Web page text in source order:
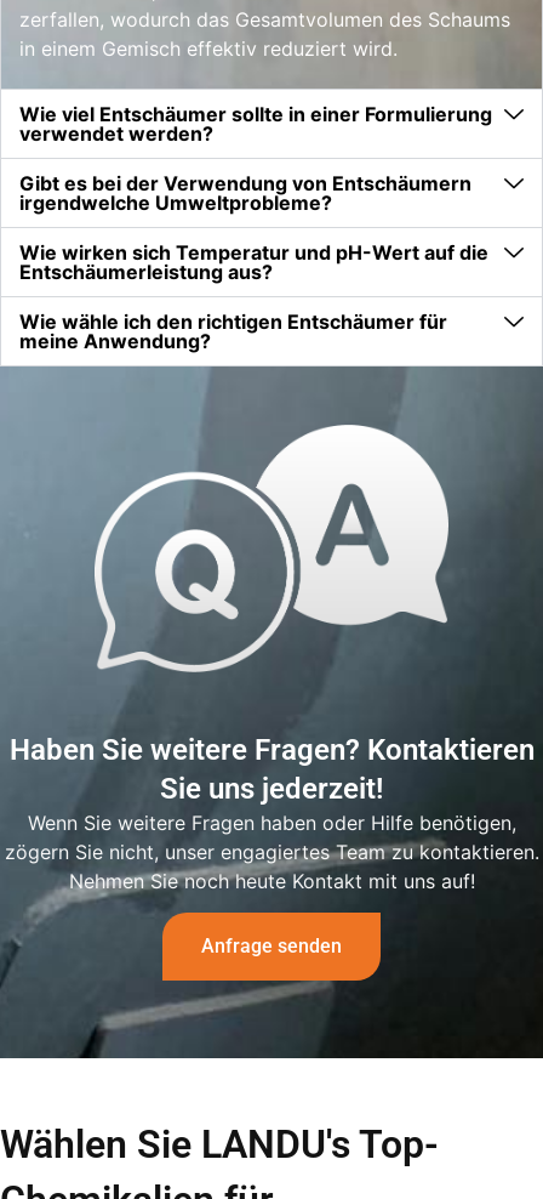
zerfallen, wodurch das Gesamtvolumen des Schaums
in einem Gemisch effektiv reduziert wird.
Wie viel Entschäumer sollte in einer Formulierung
verwendet werden?
Gibt es bei der Verwendung von Entschäumern
irgendwelche Umweltprobleme?
Wie wirken sich Temperatur und pH-Wert auf die
Entschäumerleistung aus?
Wie wähle ich den richtigen Entschäumer für
meine Anwendung?
Haben Sie weitere Fragen? Kontaktieren
Sie uns jederzeit!
Wenn Sie weitere Fragen haben oder Hilfe benötigen,
zögern Sie nicht, unser engagiertes Team zu kontaktieren.
Nehmen Sie noch heute Kontakt mit uns auf!
Anfrage senden
Wählen Sie LANDU's Top-